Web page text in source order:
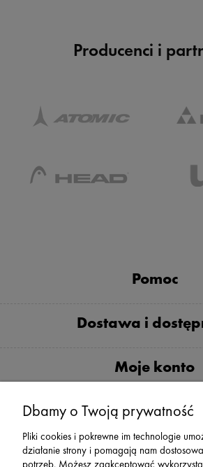
Producenci i
Pomoc
Dostawa i
Moje konto
Serwis
Zwroty,Reklamacje
Dbamy o Twoją prywatność
Pliki cookies i pokrewne im technologie
działanie strony i pomagają nam
potrzeb. Możesz zaakceptować